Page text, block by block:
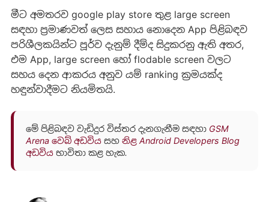
මීට අමතරව google play store තුළ large screen
සඳහා ප්‍රමාණවත් ලෙස සහාය නොදෙන App පිළිබඳව
පරිශීලකයින්ට පූර්ව දැනුම් දීම්ද සිදුකරනු ඇති අතර,
එම App, large screen හෝ flodable screen වලට
සහය දෙන ආකරය අනුව යම් ranking ක්‍රමයක්ද
හඳුන්වාදීමට නියමිතයි.
මේ පිළිබඳව වැඩිදුර විස්තර දැනගැනීම සඳහා GSM
Arena වෙබ් අඩවියසහ නිළ Android Developers Blog
අඩවියභාවිතා කළ හැක.